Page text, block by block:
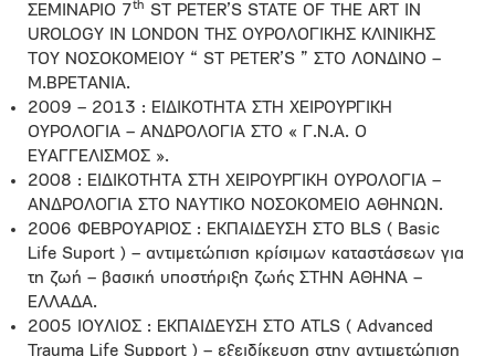
ΣΕΜΙΝΑΡΙΟ 7th ST PETER’S STATE OF THE ART IN
UROLOGY IN LONDON ΤΗΣ ΟΥΡΟΛΟΓΙΚΗΣ ΚΛΙΝΙΚΗΣ
ΤΟΥ ΝΟΣΟΚΟΜΕΙΟΥ “ ST PETER’S ” ΣΤΟ ΛΟΝΔΙΝΟ –
Μ.ΒΡΕΤΑΝΙΑ.
2009 – 2013 : ΕΙΔΙΚΟΤΗΤΑ ΣΤΗ ΧΕΙΡΟΥΡΓΙΚΗ
ΟΥΡΟΛΟΓΙΑ – ΑΝΔΡΟΛΟΓΙΑ ΣΤΟ « Γ.Ν.Α. Ο
ΕΥΑΓΓΕΛΙΣΜΟΣ ».
2008 : ΕΙΔΙΚΟΤΗΤΑ ΣΤΗ ΧΕΙΡΟΥΡΓΙΚΗ ΟΥΡΟΛΟΓΙΑ –
ΑΝΔΡΟΛΟΓΙΑ ΣΤΟ ΝΑΥΤΙΚΟ ΝΟΣΟΚΟΜΕΙΟ ΑΘΗΝΩΝ.
2006 ΦΕΒΡΟΥΑΡΙΟΣ : ΕΚΠΑΙΔΕΥΣΗ ΣΤΟ BLS ( Basic
Life Suport ) – αντιμετώπιση κρίσιμων καταστάσεων για
τη ζωή – βασική υποστήριξη ζωής ΣΤΗΝ ΑΘΗΝΑ –
ΕΛΛΑΔΑ.
2005 ΙΟΥΛΙΟΣ : ΕΚΠΑΙΔΕΥΣΗ ΣΤΟ ATLS ( Advanced
Trauma Life Support ) – εξειδίκευση στην αντιμετώπιση